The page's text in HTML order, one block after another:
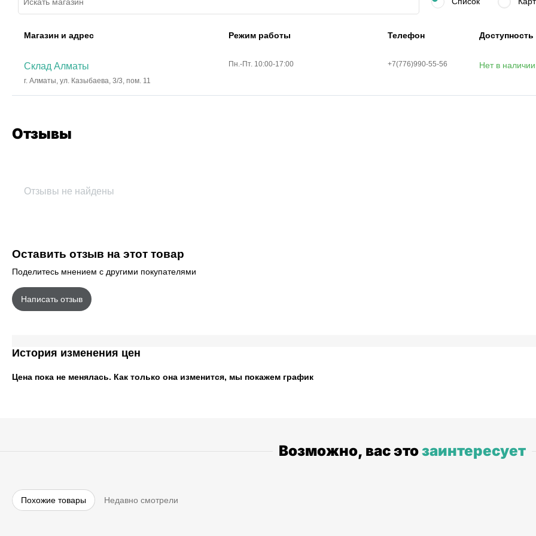
Магазин и адрес Режим работы Телефон Доступность
Склад Алматы
г. Алматы, ул. Казыбаева, 3/3, пом. 11
Пн.-Пт. 10:00-17:00 +7(776)990-55-56 Нет в наличии
Отзывы
Отзывы не найдены
Оставить отзыв на этот товар
Поделитесь мнением с другими покупателями
Написать отзыв
История изменения цен
Цена пока не менялась. Как только она изменится, мы покажем график
Возможно, вас этозаинтересует
Похожие товары Недавно смотрели